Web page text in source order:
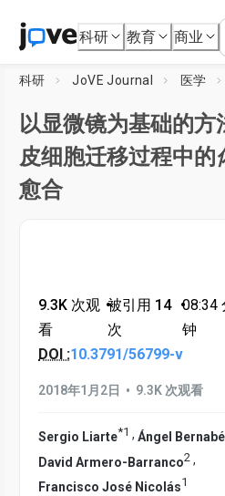
科研 教育 商业
科研 JoVE Journal 医学
以显微镜为基础的方
皮细胞迁移过程中的
愈合
9.3K 次观
看
•被引用 14
次
•08:34
钟
DOI :10.3791/56799-v
2018年1月2日 • 9.3K 次观看
Sergio Liarte*1 , Ángel
David Armero-Barranco2 ,
Francisco José Nicolás1